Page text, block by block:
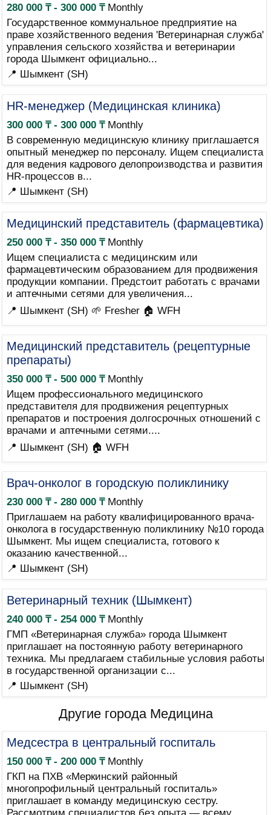
280 000 ₸ - 300 000 ₸Monthly
Государственное коммунальное предприятие на
праве хозяйственного ведения 'Ветеринарная служба'
управления сельского хозяйства и ветеринарии
города Шымкент официально...
📍 Шымкент (SH)
HR-менеджер (Медицинская клиника)
300 000 ₸ - 300 000 ₸Monthly
В современную медицинскую клинику приглашается
опытный менеджер по персоналу. Ищем специалиста
для ведения кадрового делопроизводства и развития
HR-процессов в...
📍 Шымкент (SH)
Медицинский представитель (фармацевтика)
250 000 ₸ - 350 000 ₸Monthly
Ищем специалиста с медицинским или
фармацевтическим образованием для продвижения
продукции компании. Предстоит работать с врачами
и аптечными сетями для увеличения...
📍 Шымкент (SH) 🌱 Fresher 🏠 WFH
Медицинский представитель (рецептурные
препараты)
350 000 ₸ - 500 000 ₸Monthly
Ищем профессионального медицинского
представителя для продвижения рецептурных
препаратов и построения долгосрочных отношений с
врачами и аптечными сетями....
📍 Шымкент (SH) 🏠 WFH
Врач-онколог в городскую поликлинику
230 000 ₸ - 280 000 ₸Monthly
Приглашаем на работу квалифицированного врача-
онколога в государственную поликлинику №10 города
Шымкент. Мы ищем специалиста, готового к
оказанию качественной...
📍 Шымкент (SH)
Ветеринарный техник (Шымкент)
240 000 ₸ - 254 000 ₸Monthly
ГМП «Ветеринарная служба» города Шымкент
приглашает на постоянную работу ветеринарного
техника. Мы предлагаем стабильные условия работы
в государственной организации с...
📍 Шымкент (SH)
Другие города Медицина
Медсестра в центральный госпиталь
150 000 ₸ - 200 000 ₸Monthly
ГКП на ПХВ «Меркинский районный
многопрофильный центральный госпиталь»
приглашает в команду медицинскую сестру.